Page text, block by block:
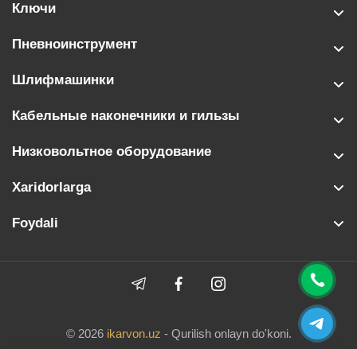
Ключи
Пневноинструмент
Шлифмашинки
Кабельные наконечники и гильзы
Низковольтное оборудование
Xaridorlarga
Foydali
© 2026 ikarvon.uz - Qurilish onlayn do'koni.